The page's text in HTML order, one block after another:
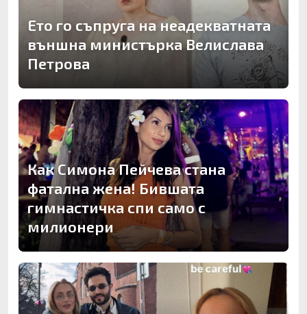
Ето го съпруга на неадекватната
външна министърка Велислава
Петрова
Как Симона Пейчева стана
фатална жена! Бившата
гимнастичка спи само с
милионери